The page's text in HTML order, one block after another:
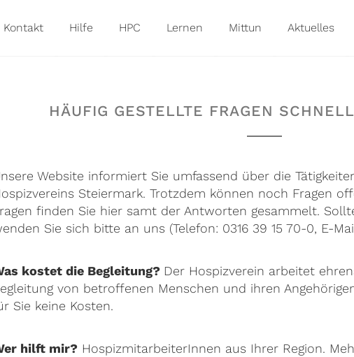
Kontakt Hilfe HPC Lernen Mittun Aktuelles
HÄUFIG GESTELLTE FRAGEN
Website informiert Sie umfassend über die
Steiermark. Trotzdem können noch Fragen
finden Sie hier samt der Antworten gesammelt.
Sie sich bitte an uns (Telefon: 0316 39 15 70-0, E-
kostet die Begleitung? Der Hospizverein arbeitet
von betroffenen Menschen und ihren
Sie keine Kosten.
hilft mir? HospizmitarbeiterInnen aus Ihrer Region.